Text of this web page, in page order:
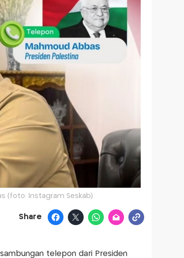
(foto: Instagram Seskab)
Share
telepon dari Presiden